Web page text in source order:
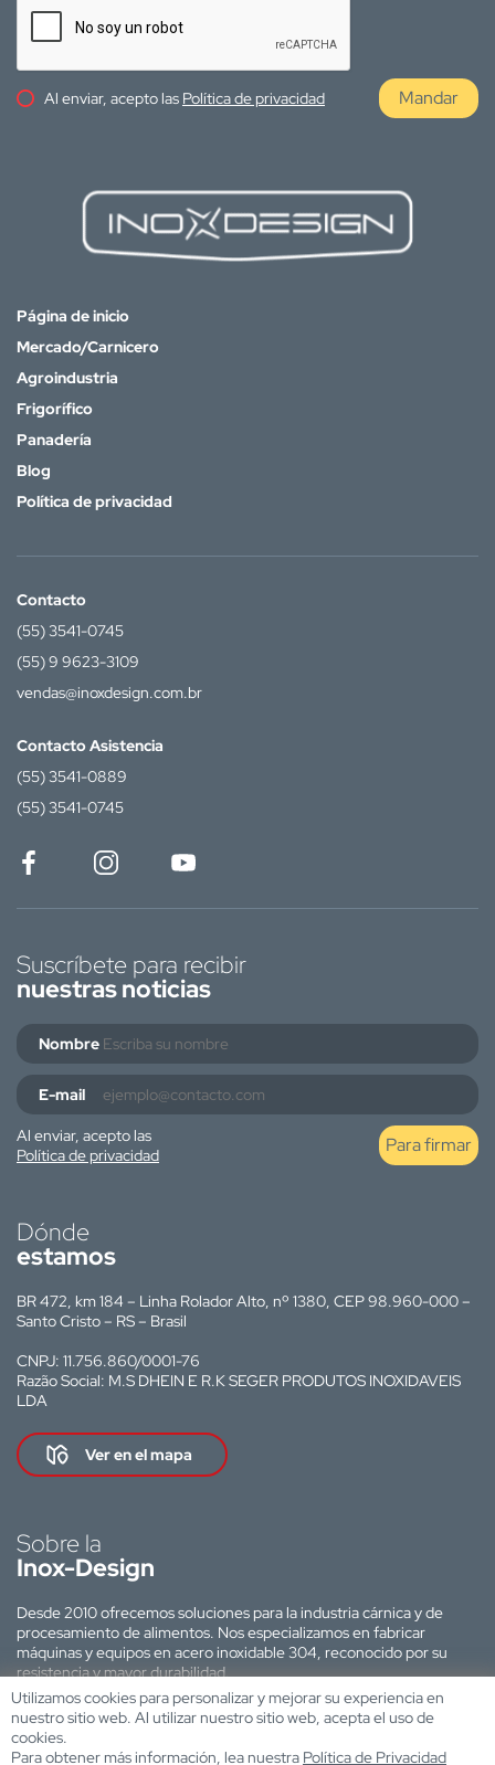
Al enviar, acepto las Política de privacidad Mandar
Página de inicio
Mercado/Carnicero
Agroindustria
Frigorífico
Panadería
Blog
Política de privacidad
Contacto
(55) 3541-0745
(55) 9 9623-3109
vendas@inoxdesign.com.br
Contacto Asistencia
(55) 3541-0889
(55) 3541-0745
Suscríbete para recibir
nuestras noticias
Nombre
E-mail
Al enviar, acepto las
Política de privacidad
Para firmar
Dónde
estamos
BR 472, km 184 – Linha Rolador Alto, nº 1380, CEP 98.960-000 –
Santo Cristo – RS – Brasil
CNPJ: 11.756.860/0001-76
Razão Social: M.S DHEIN E R.K SEGER PRODUTOS INOXIDAVEIS
LDA
Ver en el mapa
Sobre la
Inox-Design
Desde 2010 ofrecemos soluciones para la industria cárnica y de
procesamiento de alimentos. Nos especializamos en fabricar
máquinas y equipos en acero inoxidable 304, reconocido por su
resistencia y mayor durabilidad.
Sitio web desarrollado por:
Utilizamos cookies para personalizar y mejorar su experiencia en
nuestro sitio web. Al utilizar nuestro sitio web, acepta el uso de
cookies.
Para obtener más información, lea nuestra Política de Privacidad